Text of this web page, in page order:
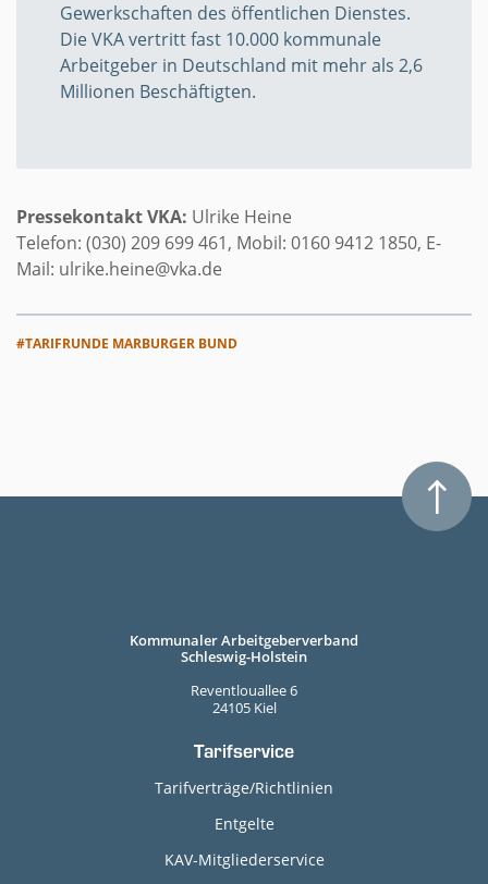
Gewerkschaften des öffentlichen Dienstes.
Die VKA vertritt fast 10.000 kommunale
Arbeitgeber in Deutschland mit mehr als 2,6
Millionen Beschäftigten.
Pressekontakt VKA: Ulrike Heine
Telefon: (030) 209 699 461, Mobil: 0160 9412 1850, E-
Mail: ulrike.heine@vka.de
#TARIFRUNDE MARBURGER BUND
Kommunaler Arbeitgeberverband
Schleswig-Holstein
Reventlouallee 6
24105 Kiel
Tarifservice
Tarifverträge/Richtlinien
Entgelte
KAV-Mitgliederservice